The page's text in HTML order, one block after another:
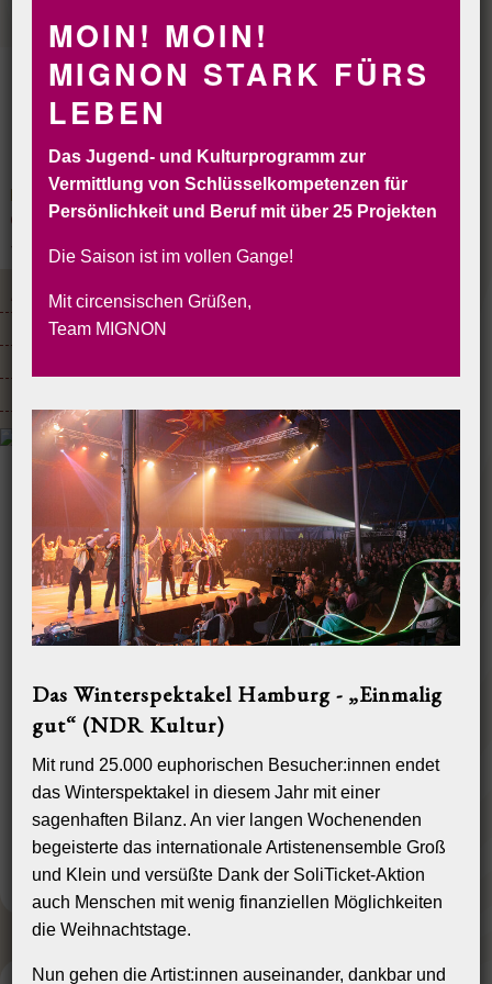
CIRCORANTE CIRCUS MIGNON INSELCIRCUS
SOLYCIRCO
VERLEIH
BUCHEN&RESERVIEREN
AKTUELLE SHOWS & TERMINE ZIRKUSKURSE
MIGNON FERIENZIRKUS
MOIN! MOIN!
MIGNON STARK FÜRS
LEBEN
Das Jugend- und Kulturprogramm zur
Vermittlung von Schlüsselkompetenzen für
Persönlichkeit und Beruf mit über 25 Projekten
Die Saison ist im vollen Gange!
Mit circensischen Grüßen,
Team MIGNON
Das Winterspektakel Hamburg - „Einmalig
gut“ (NDR Kultur)
Mit rund 25.000 euphorischen Besucher:innen endet
das Winterspektakel in diesem Jahr mit einer
sagenhaften Bilanz. An vier langen Wochenenden
begeisterte das internationale Artistenensemble Groß
und Klein und versüßte Dank der SoliTicket-Aktion
auch Menschen mit wenig finanziellen Möglichkeiten
die Weihnachtstage.
Nun gehen die Artist:innen auseinander, dankbar und